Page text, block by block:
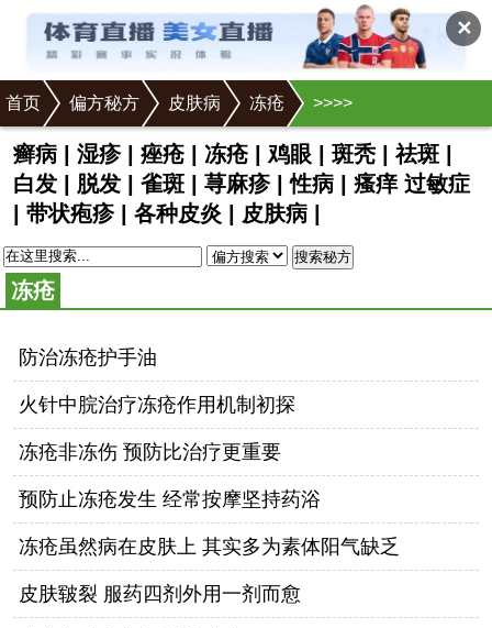
✕
首页 >
偏方秘方 >
皮肤病 >
冻疮 >
癣病 | 湿疹| 痤疮 | 冻疮 | 鸡眼 | 斑秃 |祛斑 |
白发 | 脱发 | 雀斑 | 荨麻疹|性病 | 瘙痒 过敏症
| 带状疱疹| 各种皮炎 | 皮肤病 |
搜索秘方
冻疮
防治冻疮护手油
火针中脘治疗冻疮作用机制初探
冻疮非冻伤 预防比治疗更重要
预防止冻疮发生 经常按摩坚持药浴
冻疮虽然病在皮肤上 其实多为素体阳气缺乏
皮肤皲裂 服药四剂外用一剂而愈